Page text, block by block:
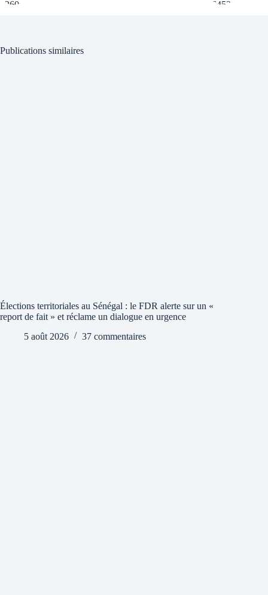
Publications similaires
Élections territoriales au Sénégal : le FDR alerte sur un «
report de fait » et réclame un dialogue en urgence
5 août 2026
37 commentaires